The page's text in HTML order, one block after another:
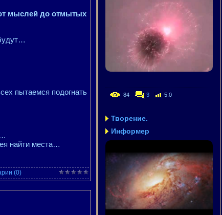
мыслей до отмытых
пытаемся подогнать
найти места…
(0)
84 3 5.0
Творение.
Информер